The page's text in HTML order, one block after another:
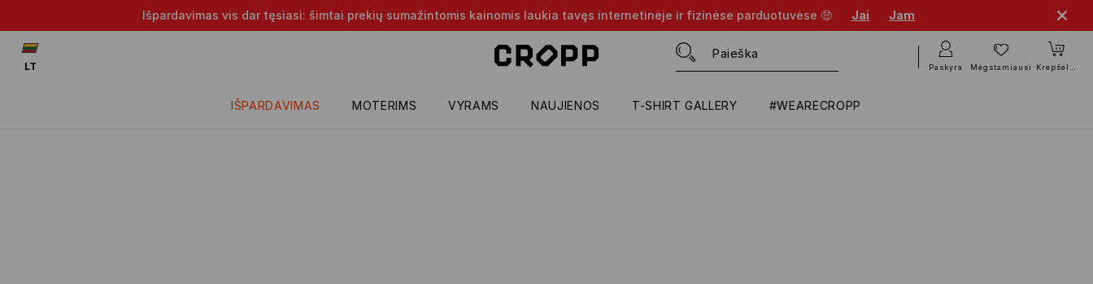
Išpardavimas vis dar tęsiasi: šimtai prekių sumažintomis kainomis laukia tavęs internetinėje ir fizinėse parduotuvėse 🤑 Jai Jam
IŠPARDAVIMAS MOTERIMS VYRAMS NAUJIENOS T-SHIRT GALLERY #WEARECROPP
LT Paskyra Mėgstamiausi Krepšelis